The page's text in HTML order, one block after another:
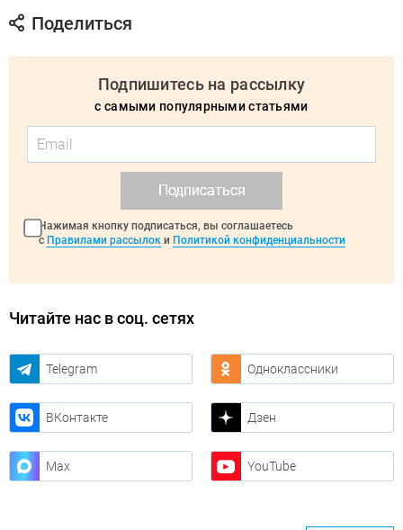
Поделиться
Подпишитесь на рассылку
с самыми популярными статьями
Подписаться
Нажимая кнопку подписаться, вы соглашаетесь
с Правилами рассылок и Политикой конфиденциальности
Читайте нас в соц. сетях
Telegram Одноклассники
ВКонтакте Дзен
Max YouTube